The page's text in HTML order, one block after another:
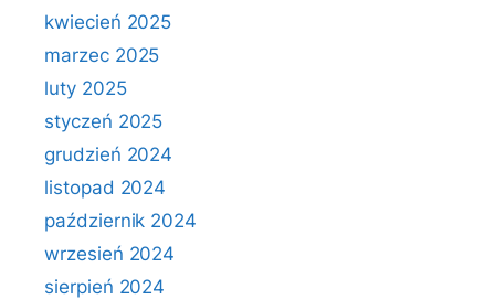
kwiecień 2025
marzec 2025
luty 2025
styczeń 2025
grudzień 2024
listopad 2024
październik 2024
wrzesień 2024
sierpień 2024